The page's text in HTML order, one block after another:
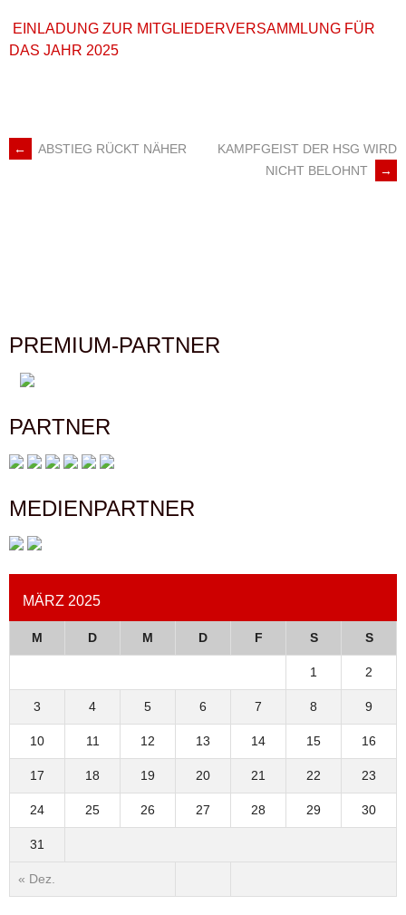
EINLADUNG ZUR MITGLIEDERVERSAMMLUNG FÜR
DAS JAHR 2025
ARTIKEL-
← ABSTIEG RÜCKT NÄHER
KAMPFGEIST DER HSG WIRD
NICHT BELOHNT
→
PREMIUM-PARTNER
PARTNER
MEDIENPARTNER
MÄRZ 2025
M D M D F S S
« Dez.
1 2
3 4 5 6 7 8 9
10 11 12 13 14 15 16
17 18 19 20 21 22 23
24 25 26 27 28 29 30
31